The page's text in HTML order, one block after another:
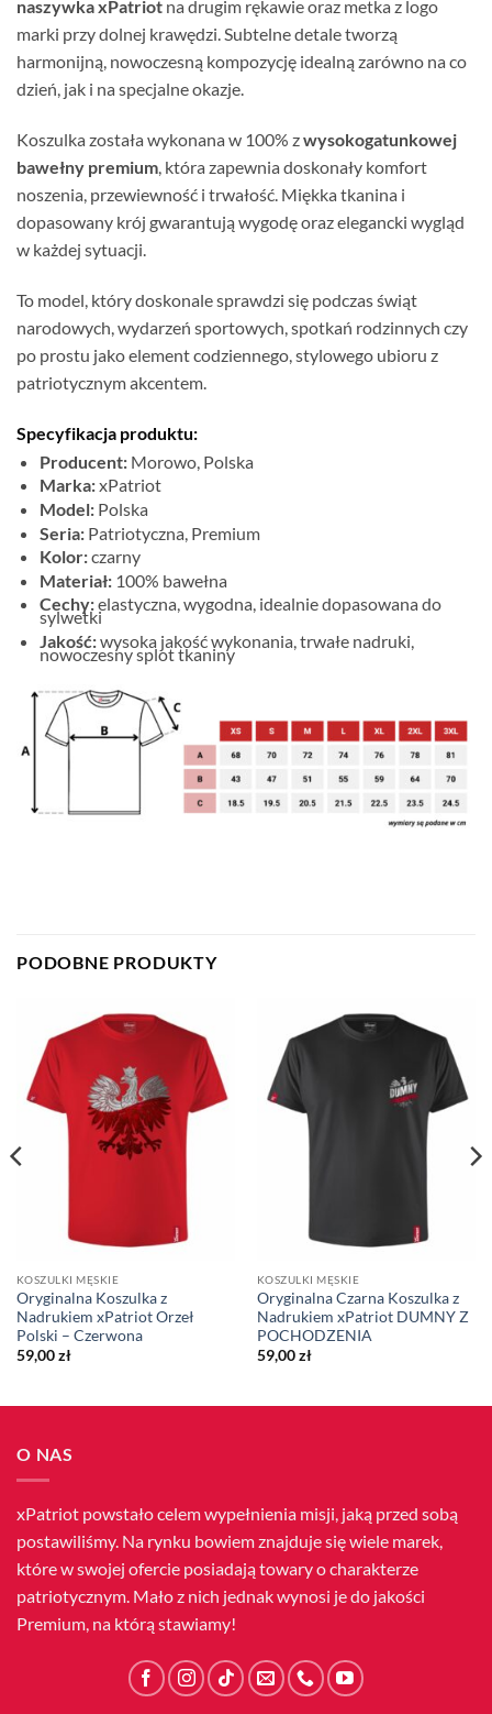
naszywka xPatriot na drugim rękawie oraz metka z logo
marki przy dolnej krawędzi. Subtelne detale tworzą
harmonijną, nowoczesną kompozycję idealną zarówno na co
dzień, jak i na specjalne okazje.
Koszulka została wykonana w 100% zwysokogatunkowej
bawełny premium, która zapewnia doskonały komfort
noszenia, przewiewność i trwałość. Miękka tkanina i
dopasowany krój gwarantują wygodę oraz elegancki wygląd
w każdej sytuacji.
To model, który doskonale sprawdzi się podczas świąt
narodowych, wydarzeń sportowych, spotkań rodzinnych czy
po prostu jako element codziennego, stylowego ubioru z
patriotycznym akcentem.
Specyfikacja produktu:
Producent:Morowo, Polska
Marka:xPatriot
Model:Polska
Seria:Patriotyczna, Premium
Kolor:czarny
Materiał:100% bawełna
Cechy:elastyczna, wygodna, idealnie dopasowana do
sylwetki
Jakość:wysoka jakość wykonania, trwałe nadruki,
nowoczesny splot tkaniny
PODOBNE PRODUKTY
KOSZULKI MĘSKIE
Oryginalna Koszulka z
Nadrukiem xPatriot Orzeł
Polski – Czerwona
59,00zł
KOSZULKI MĘSKIE
Oryginalna Czarna Koszulka z
Nadrukiem xPatriot DUMNY Z
POCHODZENIA
59,00zł
O NAS
xPatriot powstało celem wypełnienia misji, jaką przed sobą
postawiliśmy. Na rynku bowiem znajduje się wiele marek,
które w swojej ofercie posiadają towary o charakterze
patriotycznym. Mało z nich jednak wynosi je do jakości
Premium, na którą stawiamy!